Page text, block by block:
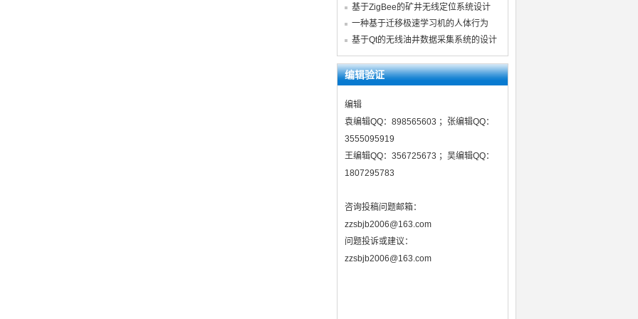
基于ZigBee的矿井无线定位系统设计
一种基于迁移极速学习机的人体行为
基于Qt的无线油井数据采集系统的设计
编辑验证
编辑
袁编辑QQ：898565603 ；张编辑QQ：
3555095919
王编辑QQ：356725673 ；吴编辑QQ：
1807295783
咨询投稿问题邮箱：
zzsbjb2006@163.com
问题投诉或建议：
zzsbjb2006@163.com